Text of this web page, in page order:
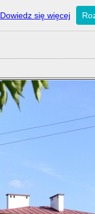
Dowiedz się więcej